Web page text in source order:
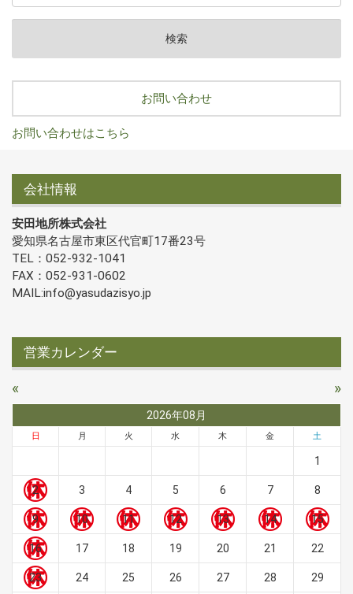
お問い合わせ
お問い合わせはこちら
会社情報
安田地所株式会社
愛知県名古屋市東区代官町17番23号
TEL：052-932-1041
FAX：052-931-0602
MAIL:info@yasudazisyo.jp
営業カレンダー
« »
2026年08月
日 月 火 水 木 金 土
1
2 3 4 5 6 7 8
9 10 11 12 13 14 15
16 17 18 19 20 21 22
23 24 25 26 27 28 29